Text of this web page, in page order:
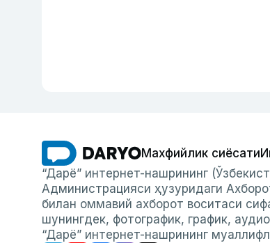
Махфийлик сиёсати
“Дарё” интернет-нашрининг
Администрацияси ҳузуридаги
билан оммавий ахборот воситаси
шунингдек, фотографик, график,
“Дарё” интернет-нашрининг